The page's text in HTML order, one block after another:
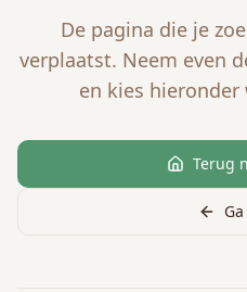
De pagina die je
verplaatst. Neem even
en kies
Terug